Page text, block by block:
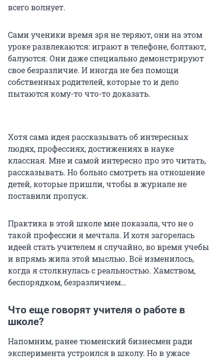
всего волнует.
Сами ученики время зря не теряют, они на этом
уроке развлекаются: играют в телефоне, болтают,
балуются. Они даже специально демонстрируют
свое безразличие. И иногда не без помощи
собственных родителей, которые то и дело
пытаются кому-то что-то доказать.
Хотя сама идея рассказывать об интересных
людях, профессиях, достижениях в науке
классная. Мне и самой интересно про это читать,
рассказывать. Но больно смотреть на отношение
детей, которые пришли, чтобы в журнале не
поставили пропуск.
Практика в этой школе мне показала, что не о
такой профессии я мечтала. И хотя загорелась
идеей стать учителем я случайно, во время учебы
и впрямь жила этой мыслью. Всё изменилось,
когда я столкнулась с реальностью. Хамством,
беспорядком, безразличием…
Что еще говорят учителя о работе в
школе?
Напомним, ранее тюменский бизнесмен ради
эксперимента устроился в школу. Но в ужасе